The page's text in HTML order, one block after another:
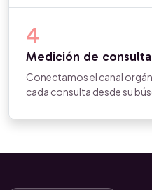
4
Medición de
Conectamos el canal
cada consulta desde su